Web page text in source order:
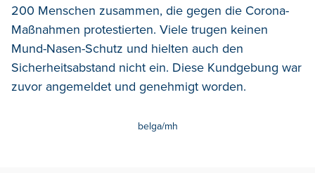
200 Menschen zusammen, die gegen die Corona-
Maßnahmen protestierten. Viele trugen keinen
Mund-Nasen-Schutz und hielten auch den
Sicherheitsabstand nicht ein. Diese Kundgebung war
zuvor angemeldet und genehmigt worden.
belga/mh